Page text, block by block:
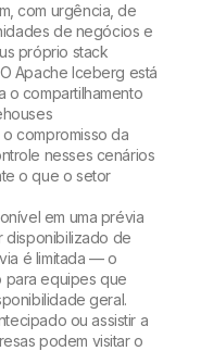
com urgência, de
de negócios e
próprio stack
Apache Iceberg está
o compartilhamento
compromisso da
nesses cenários
o que o setor
em uma prévia
disponibilizado de
é limitada — o
equipes que
geral.
ou assistir a
podem visitar o